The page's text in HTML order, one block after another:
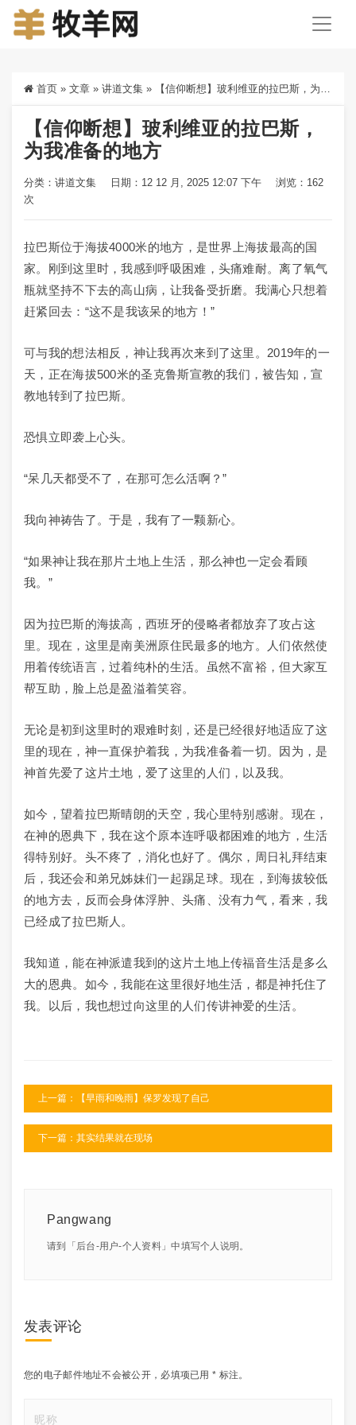
首页 » 文章 » 讲道文集 » 【信仰断想】玻利维亚的拉巴斯，为我准备的地方
【信仰断想】玻利维亚的拉巴斯，
为我准备的地方
分类： 讲道文集 日期：12 12 月, 2025 12:07 下午
浏览：162
次
拉巴斯位于海拔4000米的地方，是世界上海拔最高的国
家。刚到这里时，我感到呼吸困难，头痛难耐。离了氧气
瓶就坚持不下去的高山病，让我备受折磨。我满心只想着
赶紧回去：“这不是我该呆的地方！”
可与我的想法相反，神让我再次来到了这里。2019年的一
天，正在海拔500米的圣克鲁斯宣教的我们，被告知，宣
教地转到了拉巴斯。
恐惧立即袭上心头。
“呆几天都受不了，在那可怎么活啊？”
我向神祷告了。于是，我有了一颗新心。
“如果神让我在那片土地上生活，那么神也一定会看顾
我。”
因为拉巴斯的海拔高，西班牙的侵略者都放弃了攻占这
里。现在，这里是南美洲原住民最多的地方。人们依然使
用着传统语言，过着纯朴的生活。虽然不富裕，但大家互
帮互助，脸上总是盈溢着笑容。
无论是初到这里时的艰难时刻，还是已经很好地适应了这
里的现在，神一直保护着我，为我准备着一切。因为，是
神首先爱了这片土地，爱了这里的人们，以及我。
如今，望着拉巴斯晴朗的天空，我心里特别感谢。现在，
在神的恩典下，我在这个原本连呼吸都困难的地方，生活
得特别好。头不疼了，消化也好了。偶尔，周日礼拜结束
后，我还会和弟兄姊妹们一起踢足球。现在，到海拔较低
的地方去，反而会身体浮肿、头痛、没有力气，看来，我
已经成了拉巴斯人。
我知道，能在神派遣我到的这片土地上传福音生活是多么
大的恩典。如今，我能在这里很好地生活，都是神托住了
我。以后，我也想过向这里的人们传讲神爱的生活。
上一篇：【早雨和晚雨】保罗发现了自己
下一篇：其实结果就在现场
Pangwang
请到「后台-用户-个人资料」中填写个人说明。
发表评论
您的电子邮件地址不会被公开， 必填项已用* 标注。